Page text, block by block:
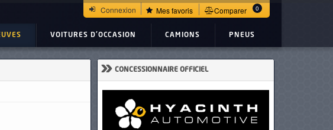
Connexion Mes favoris Comparer 0
VOITURES D'OCCASION CAMIONS PNEUS
» CONCESSIONNAIRE OFFICIEL